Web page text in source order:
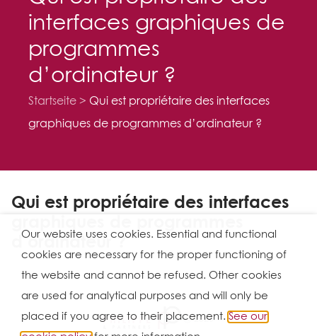
interfaces graphiques de
programmes
d’ordinateur ?
Startseite
Qui est propriétaire des interfaces
graphiques de programmes d’ordinateur ?
Qui est propriétaire des interfaces
d’ordinateur ?
Ⓒ 2026
Our website uses cookies. Essential and functional
cookies are necessary for the proper functioning of
the website and cannot be refused. Other cookies
are used for analytical purposes and will only be
placed if you agree to their placement. See our